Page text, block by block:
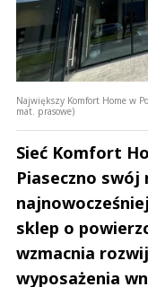
Największy Komfort Home w
mat. prasowe)
Sieć Komfort
Piaseczno swój
sklep o
wzmacnia
wyposażenia